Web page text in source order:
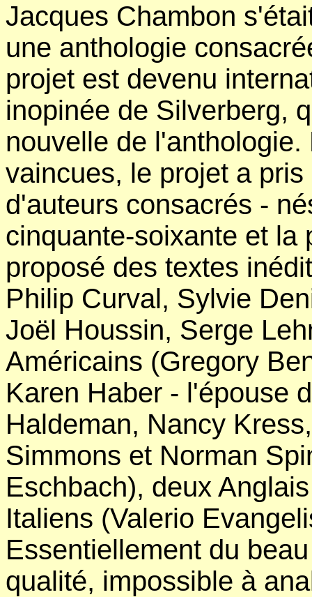
Jacques Chambon
une anthologie
projet est devenu
inopinée de Silverberg,
nouvelle de
vaincues, le projet a
d'auteurs consacrés -
cinquante-soixante et la
proposé des textes
Philip Curval, Sylvie
Joël Houssin, Serge
Américains (Gregory
Karen Haber - l'épouse
Haldeman, Nancy
Simmons et Norman
Eschbach), deux
Italiens (Valerio
Essentiellement du
qualité, impossible à